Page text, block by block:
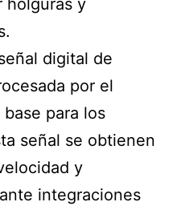
holguras y
digital de
por el
para los
señal se obtienen
y
integraciones